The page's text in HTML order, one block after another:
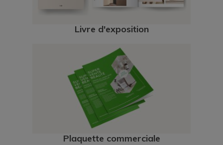
Livre d'exposition
Plaquette commerciale